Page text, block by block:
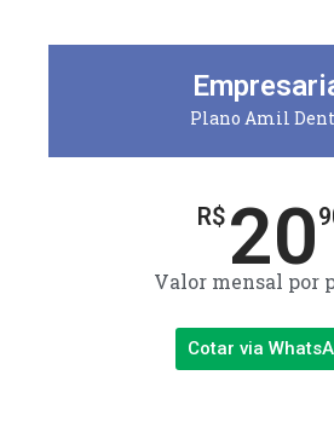
Plano Amil
R$ 20
Valor mensal por
Cotar via